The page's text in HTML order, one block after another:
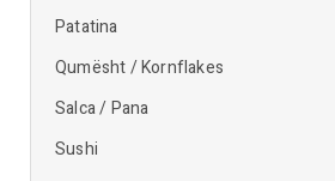
Patatina
Qumësht / Kornflakes
Salca / Pana
Sushi